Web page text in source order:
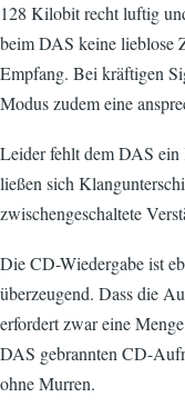
128 Kilobit recht luftig
beim DAS keine lieblose
Empfang. Bei kräftigen
Modus zudem eine
Leider fehlt dem DAS
ließen sich
zwischengeschaltete
Die CD-Wiedergabe ist
überzeugend. Dass die
erfordert zwar eine
DAS gebrannten CD-
ohne Murren.